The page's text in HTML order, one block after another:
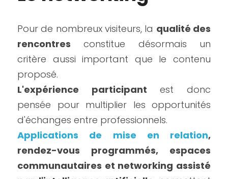
Pour de nombreux visiteurs, la qualité des
rencontres constitue désormais un
critère aussi important que le contenu
proposé.
L'expérience participant est donc
pensée pour multiplier les opportunités
d'échanges entre professionnels.
Applications de mise en relation,
rendez-vous programmés, espaces
communautaires et networking assisté